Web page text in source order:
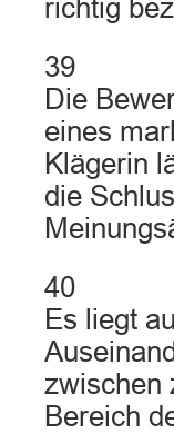
richtig
39
Die
eines
Klägerin
die
40
Es liegt
zwischen
Bereich